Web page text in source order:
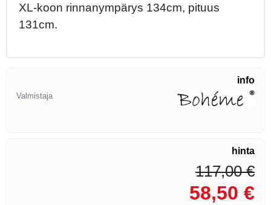
XL-koon rinnanympärys 134cm, pituus
131cm.
info
Valmistaja
hinta
117,00 €
58,50 €